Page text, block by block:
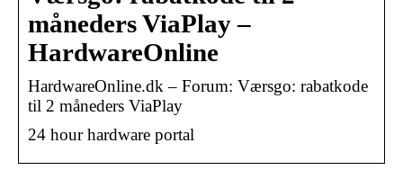
måneders ViaPlay –
HardwareOnline
HardwareOnline.dk – Forum: Værsgo: rabatkode
til 2 måneders ViaPlay
24 hour hardware portal